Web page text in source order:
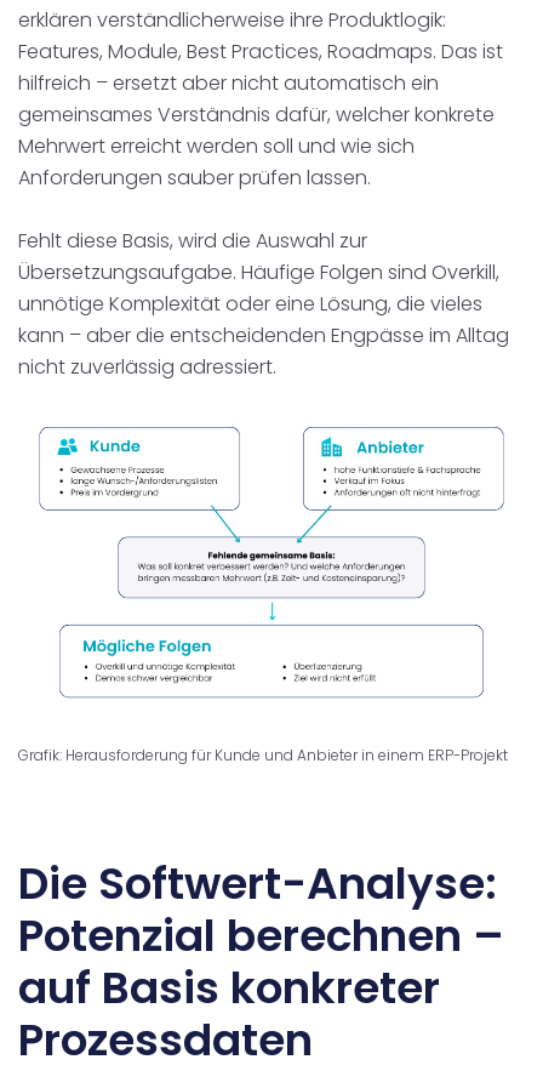
erklären verständlicherweise ihre Produktlogik:
Features, Module, Best Practices, Roadmaps. Das ist
hilfreich – ersetzt aber nicht automatisch ein
gemeinsames Verständnis dafür, welcher konkrete
Mehrwert erreicht werden soll und wie sich
Anforderungen sauber prüfen lassen.
Fehlt diese Basis, wird die Auswahl zur
Übersetzungsaufgabe. Häufige Folgen sind Overkill,
unnötige Komplexität oder eine Lösung, die vieles
kann – aber die entscheidenden Engpässe im Alltag
nicht zuverlässig adressiert.
Grafik: Herausforderung für Kunde und Anbieter in einem ERP-Projekt
Die Softwert-Analyse:
Potenzial berechnen –
auf Basis konkreter
Prozessdaten